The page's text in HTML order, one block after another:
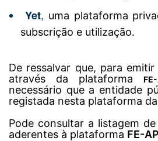
Yet, uma plataforma
subscrição e utilização.
De ressalvar que, para
através da plataforma
necessário que a entidade
registada nesta plataforma da
Pode consultar a listagem
aderentes à plataforma FE-AP